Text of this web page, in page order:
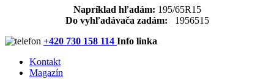
Napríklad hľadám: 195/65R15
Do vyhľadávača zadám: 1956515
+420 730 158 114 Info linka
Kontakt
Magazín